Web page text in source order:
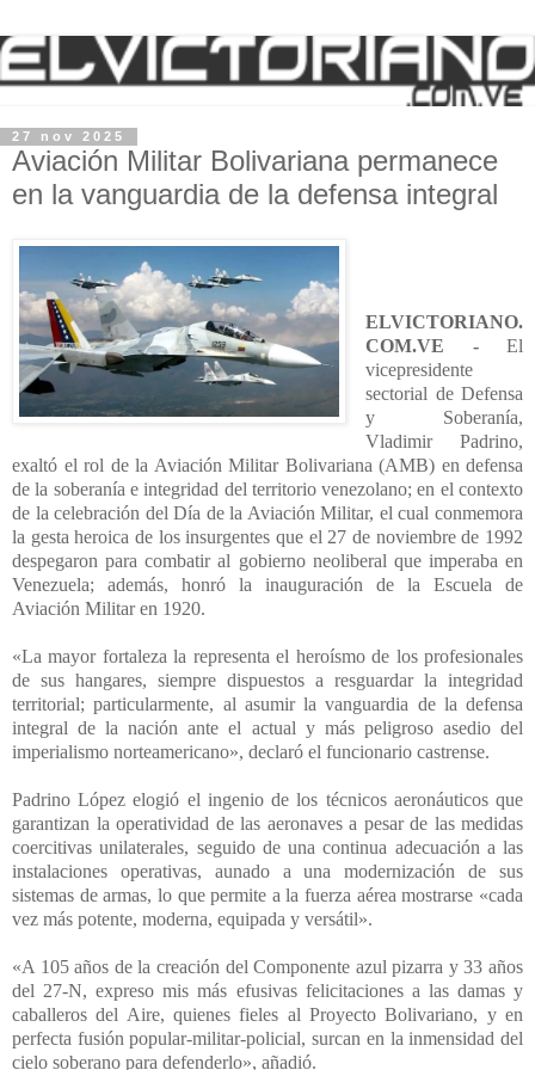
27 nov 2025
Aviación Militar Bolivariana permanece
en la vanguardia de la defensa integral
ELVICTORIANO.
COM.VE - El
vicepresidente
sectorial de Defensa
y Soberanía,
Vladimir Padrino,
exaltó el rol de la Aviación Militar Bolivariana (AMB) en defensa
de la soberanía e integridad del territorio venezolano; en el contexto
de la celebración del Día de la Aviación Militar, el cual conmemora
la gesta heroica de los insurgentes que el 27 de noviembre de 1992
despegaron para combatir al gobierno neoliberal que imperaba en
Venezuela; además, honró la inauguración de la Escuela de
Aviación Militar en 1920.
«La mayor fortaleza la representa el heroísmo de los profesionales
de sus hangares, siempre dispuestos a resguardar la integridad
territorial; particularmente, al asumir la vanguardia de la defensa
integral de la nación ante el actual y más peligroso asedio del
imperialismo norteamericano», declaró el funcionario castrense.
Padrino López elogió el ingenio de los técnicos aeronáuticos que
garantizan la operatividad de las aeronaves a pesar de las medidas
coercitivas unilaterales, seguido de una continua adecuación a las
instalaciones operativas, aunado a una modernización de sus
sistemas de armas, lo que permite a la fuerza aérea mostrarse «cada
vez más potente, moderna, equipada y versátil».
«A 105 años de la creación del Componente azul pizarra y 33 años
del 27-N, expreso mis más efusivas felicitaciones a las damas y
caballeros del Aire, quienes fieles al Proyecto Bolivariano, y en
perfecta fusión popular-militar-policial, surcan en la inmensidad del
cielo soberano para defenderlo», añadió.